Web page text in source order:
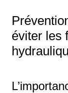
éviter les